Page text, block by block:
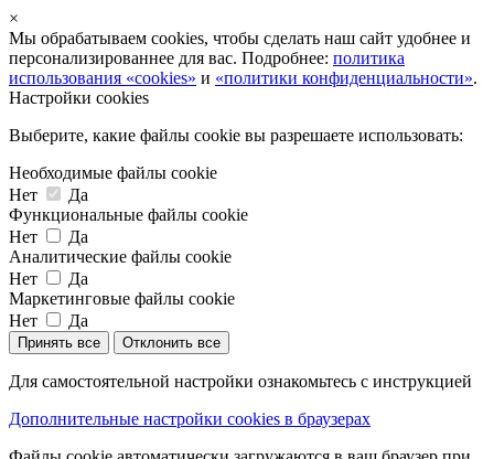
×
Мы обрабатываем cookies, чтобы сделать наш сайт удобнее и
персонализированнее для вас. Подробнее: политика
использования «cookies» и «политики конфиденциальности».
Настройки cookies
Выберите, какие файлы cookie вы разрешаете использовать:
Необходимые файлы cookie
Нет
Да
Функциональные файлы cookie
Нет
Да
Аналитические файлы cookie
Нет
Да
Маркетинговые файлы cookie
Нет
Да
Принять все Отклонить все
Для самостоятельной настройки ознакомьтесь с инструкцией
Дополнительные настройки cookies в браузерах